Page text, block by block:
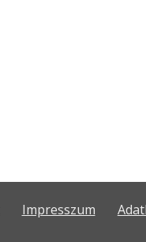
Impresszum